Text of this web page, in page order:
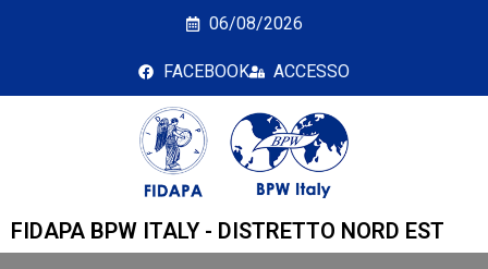
Giorno: <span>19
06/08/2026
FACEBOOK ACCESSO
FIDAPA BPW ITALY - DISTRETTO NORD EST